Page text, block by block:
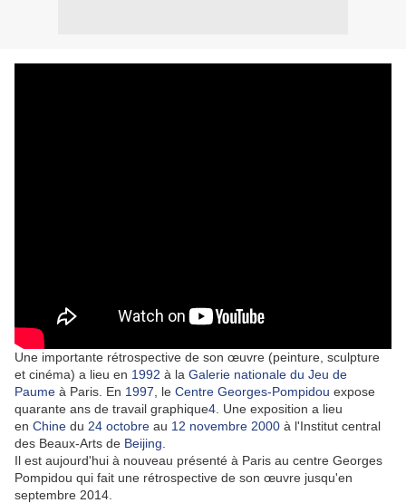
Une importante rétrospective de son œuvre (peinture, sculpture
et cinéma) a lieu en 1992 à la Galerie nationale du Jeu de
Paume à Paris. En 1997 , le Centre Georges-Pompidou expose
quarante ans de travail graphique4 . Une exposition a lieu
en Chine du 24 octobre au 12 novembre 2000 à l'Institut central
des Beaux-Arts de Beijing
Il est aujourd'hui à nouveau présenté à Paris au centre Georges
Pompidou qui fait une rétrospective de son œuvre jusqu'en
septembre 2014.